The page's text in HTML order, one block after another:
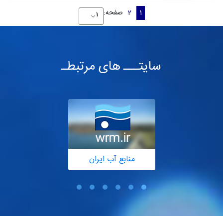
1
2 صفحه:
سایتـــ های مرتبطـ
منابع آب ایران